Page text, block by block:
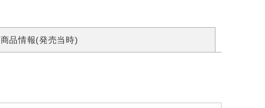
商品情報(発売当時)